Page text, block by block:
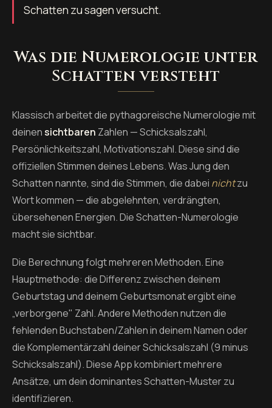
Schatten zu sagen versucht.
Was die Numerologie unter
Schatten versteht
Klassisch arbeitet die pythagoreische Numerologie mit
deinensichtbaren Zahlen — Schicksalszahl,
Persönlichkeitszahl, Motivationszahl. Diese sind die
offiziellen Stimmen deines Lebens. Was Jung den
Schatten nannte, sind die Stimmen, die dabei nichtzu
Wort kommen — die abgelehnten, verdrängten,
übersehenen Energien. Die Schatten-Numerologie
macht sie sichtbar.
Die Berechnung folgt mehreren Methoden. Eine
Hauptmethode: die Differenz zwischen deinem
Geburtstag und deinem Geburtsmonat ergibt eine
„verborgene" Zahl. Andere Methoden nutzen die
fehlenden Buchstaben/Zahlen in deinem Namen oder
die Komplementärzahl deiner Schicksalszahl (9 minus
Schicksalszahl). Diese App kombiniert mehrere
Ansätze, um dein dominantes Schatten-Muster zu
identifizieren.